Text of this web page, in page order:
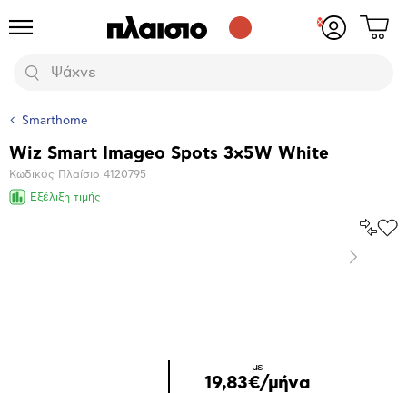
Προϊόντα
Αναζήτηση
Δες
Smarthome
Βασικά
χαρακτηριστικά
Wiz Smart Imageo Spots 3x5W White
Κωδικός Πλαίσιο 4120795
Εξέλιξη τιμής
Επόμενο
με
19,83€/μήνα